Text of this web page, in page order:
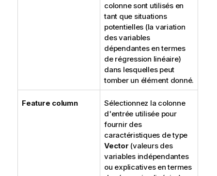
colonne sont utilisés en
tant que situations
potentielles (la variation
des variables
dépendantes en termes
de régression linéaire)
dans lesquelles peut
tomber un élément donné.
Feature column
Sélectionnez la colonne
d'entrée utilisée pour
fournir des
caractéristiques de type
Vector (valeurs des
variables indépendantes
ou explicatives en termes